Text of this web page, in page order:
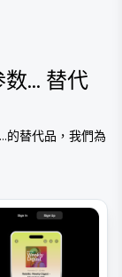
... 替代
的替代品，我們為